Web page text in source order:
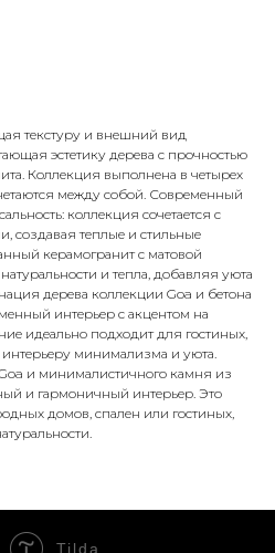
текстуру и внешний вид
эстетику дерева с прочностью
Коллекция выполнена в четырех
между собой. Современный
коллекция сочетается с
создавая теплые и стильные
керамогранит с матовой
и тепла, добавляя уюта
дерева коллекции Goa и бетона
интерьер с акцентом на
идеально подходит для гостиных,
минимализма и уюта.
и минималистичного камня из
и гармоничный интерьер. Это
домов, спален или гостиных,
Tilda